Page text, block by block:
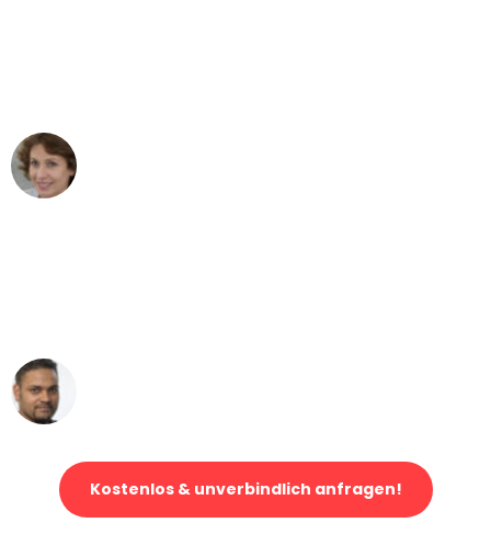
Kostenlos & unverbindlich anfragen!